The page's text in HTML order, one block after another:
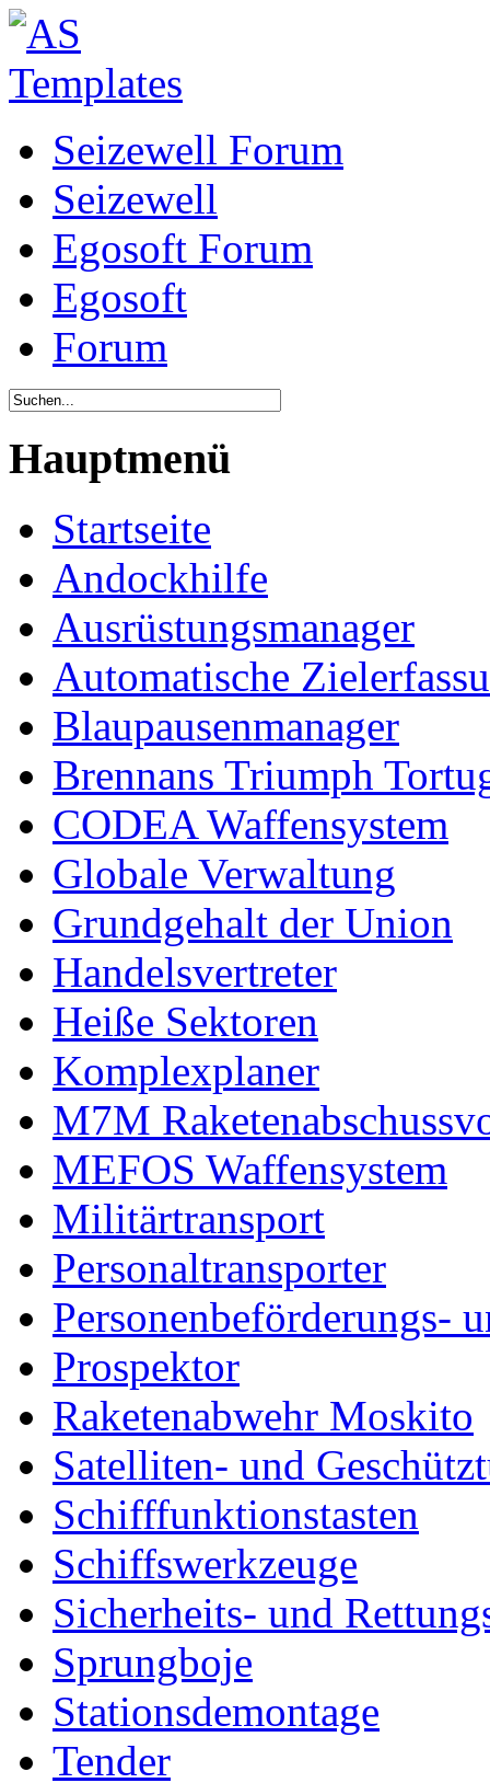
Seizewell Forum
Seizewell
Egosoft Forum
Egosoft
Forum
Hauptmenü
Startseite
Andockhilfe
Ausrüstungsmanager
Automatische
Blaupausenmanager
Brennans Triumph
CODEA Waffensystem
Globale Verwaltung
Grundgehalt der Union
Handelsvertreter
Heiße Sektoren
Komplexplaner
M7M
MEFOS Waffensystem
Militärtransport
Personaltransporter
Personenbeförderungs-
Prospektor
Raketenabwehr Moskito
Satelliten- und
Schifffunktionstasten
Schiffswerkzeuge
Sicherheits- und
Sprungboje
Stationsdemontage
Tender